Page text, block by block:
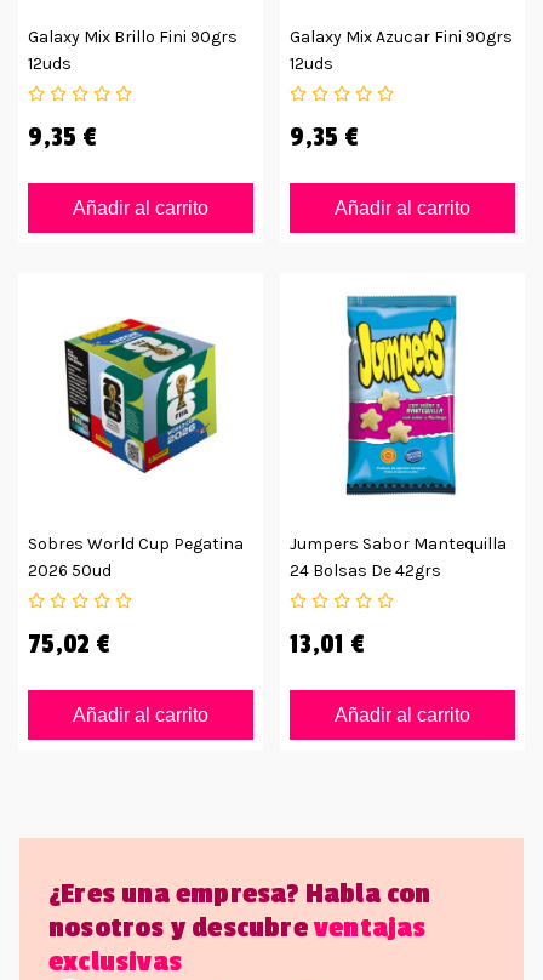
Galaxy Mix Brillo Fini 90grs
12uds
9,35 €
Añadir al carrito
Galaxy Mix Azucar Fini 90grs
12uds
9,35 €
Añadir al carrito
Sobres World Cup Pegatina
2026 50ud
75,02 €
Añadir al carrito
Jumpers Sabor Mantequilla
24 Bolsas De 42grs
13,01 €
Añadir al carrito
¿Eres una empresa? Habla con
nosotros y descubreventajas
exclusivas